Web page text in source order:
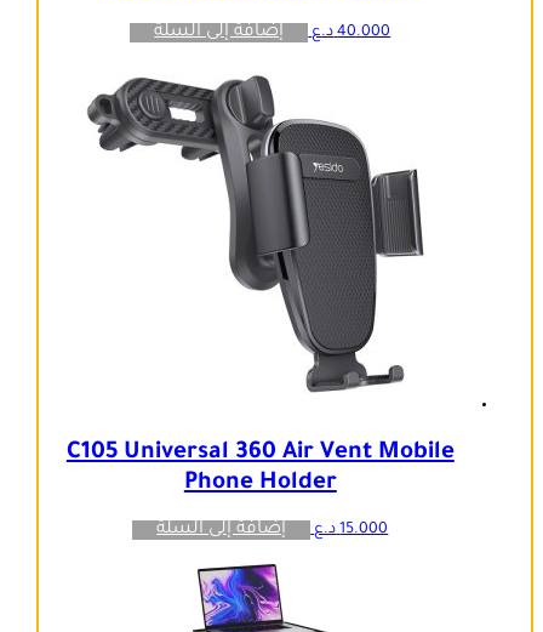
40.000 د.ع إضافة إلى السلة
C105 Universal 360 Air Vent Mobile
Phone Holder
15.000 د.ع إضافة إلى السلة